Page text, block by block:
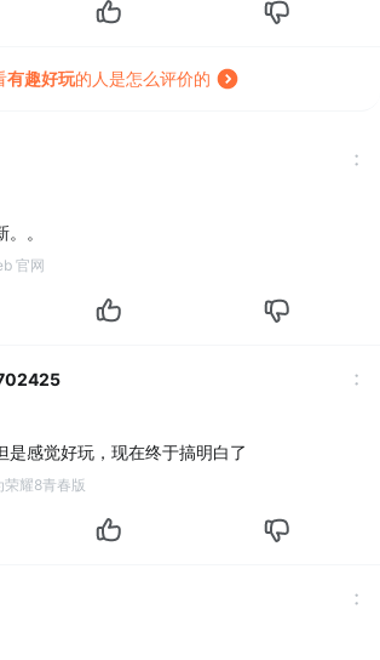
有趣好玩的人是怎么评价的
。
官网
是感觉好玩，现在终于搞明白了
荣耀8青春版